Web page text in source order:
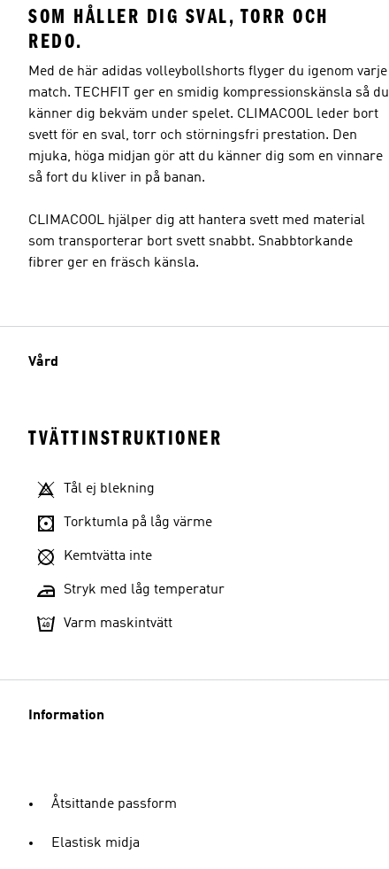
SOM HÅLLER DIG SVAL, TORR OCH
REDO.
Med de här adidas volleybollshorts flyger du igenom varje
match. TECHFIT ger en smidig kompressionskänsla så du
känner dig bekväm under spelet. CLIMACOOL leder bort
svett för en sval, torr och störningsfri prestation. Den
mjuka, höga midjan gör att du känner dig som en vinnare
så fort du kliver in på banan.
CLIMACOOL hjälper dig att hantera svett med material
som transporterar bort svett snabbt. Snabbtorkande
fibrer ger en fräsch känsla.
Vård
TVÄTTINSTRUKTIONER
Tål ej blekning
Torktumla på låg värme
Kemtvätta inte
Stryk med låg temperatur
Varm maskintvätt
Information
Åtsittande passform
Elastisk midja